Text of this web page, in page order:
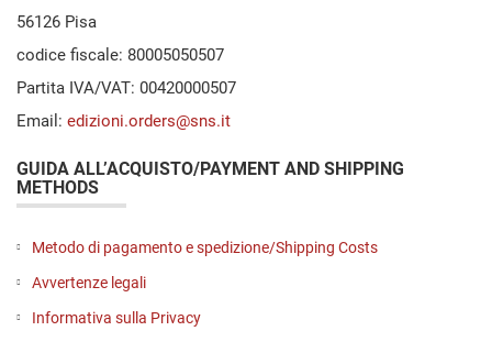
56126 Pisa
codice fiscale: 80005050507
Partita IVA/VAT: 00420000507
Email: edizioni.orders@sns.it
GUIDA ALL’ACQUISTO/PAYMENT AND SHIPPING
METHODS
Metodo di pagamento e spedizione/Shipping Costs
Avvertenze legali
Informativa sulla Privacy